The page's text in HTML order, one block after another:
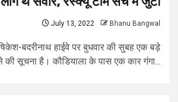
July 13, 2022 Bhanu Bangwal
बदरीनाथ हाईवे पर बुधवार की सुबह एक बड़े
की सूचना है। कौडियाला के पास एक कार गंगा...